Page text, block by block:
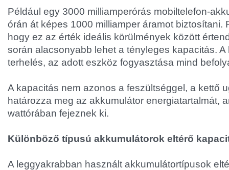
Például egy 3000 milliamperórás mobiltelefon-
órán át képes 1000 milliamper áramot biztosítani.
hogy ez az érték ideális körülmények között
során alacsonyabb lehet a tényleges kapacitás. A
terhelés, az adott eszköz fogyasztása mind
A kapacitás nem azonos a feszültséggel, a kettő
határozza meg az akkumulátor energiatartalmát,
wattórában fejeznek ki.
Különböző típusú akkumulátorok eltérő
A leggyakrabban használt akkumulátortípusok